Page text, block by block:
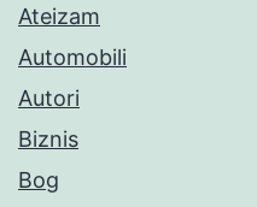
Ateizam
Automobili
Autori
Biznis
Bog